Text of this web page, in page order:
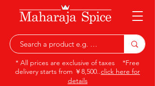
* All prices are exclusive of taxes *Free
delivery starts from ￥8,500..click here for
details